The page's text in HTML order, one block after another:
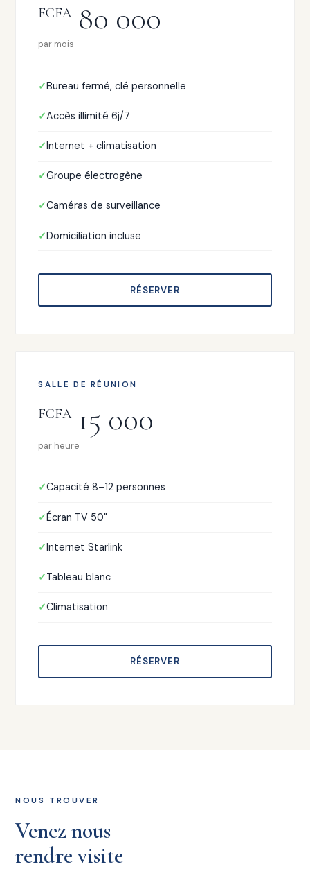
FCFA80 000
par mois
Bureau fermé, clé personnelle
Accès illimité 6j/7
Internet + climatisation
Groupe électrogène
Caméras de surveillance
Domiciliation incluse
RÉSERVER
SALLE DE RÉUNION
FCFA15 000
par heure
Capacité 8–12 personnes
Écran TV 50"
Internet Starlink
Tableau blanc
Climatisation
RÉSERVER
NOUS TROUVER
Venez nous
rendre visite